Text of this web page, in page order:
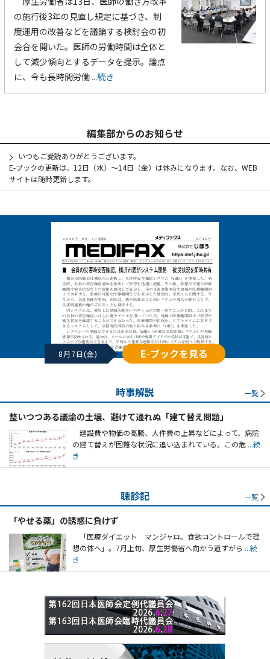
の施行後3年の見直し規定に基づき、制
度運用の改善などを議論する検討会の初
会合を開いた。医師の労働時間は全体と
して減少傾向とするデータを提示。論点
に、今も長時間労働...続き
編集部からのお知らせ
いつもご愛読ありがとうございます。
E-ブックの更新は、12日（水）～14日（金）は休みになります。なお、WEB
サイトは随時更新します。
8月7日(金) E-ブックを見る
時事解説 一覧
整いつつある議論の土壌、避けて通れぬ「建て替え問題」
建設費や物価の高騰、人件費の上昇などによって、病院
の建て替えが困難な状況に追い込まれている。この危 ...続
き
聴診記 一覧
「やせる薬」の誘惑に負けず
「医療ダイエット マンジャロ。食欲コントロールで理
想の体へ」。7月上旬、厚生労働省へ向かう道すがら ...続
き